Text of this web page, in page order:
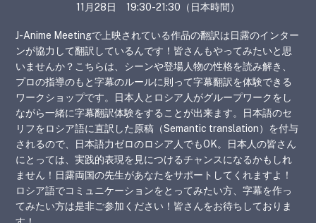
11月28日 19:30-21:30（日本時間）
J-Anime Meetingで上映されている作品の翻訳は日露のインター
ンが協力して翻訳しているんです！皆さんもやってみたいと思
いませんか？こちらは、シーンや登場人物の性格を読み解き、
プロの指導のもと字幕のルールに則って字幕翻訳を体験できる
ワークショップです。日本人とロシア人がグループワークをし
ながら一緒に字幕翻訳体験をすることが出来ます。日本語のセ
リフをロシア語に直訳した原稿（Semantic translation）を付与
されるので、日本語力ゼロのロシア人でもOK。日本人の皆さん
にとっては、実践的表現を見につけるチャンスになるかもしれ
ません！日露両国の先生があなたをサポートしてくれますよ！
ロシア語でコミュニケーションをとってみたい方、字幕を作っ
てみたい方は是非ご参加ください！皆さんをお待ちしておりま
Back
To
Top